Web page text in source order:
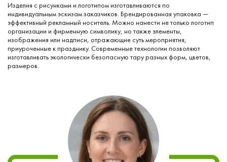
Изделия с рисунками и логотипом изготавливаются по
индивидуальным эскизам заказчиков. Брендированная упаковка —
эффективный рекламный носитель. Можно нанести не только логотип
организации и фирменную символику, но также элементы,
изображения или надписи, отражающие суть мероприятия,
приуроченные к празднику. Современные технологии позволяют
изготавливать экологически безопасную тару разных форм, цветов,
размеров.